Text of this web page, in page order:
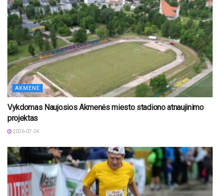
AKMENĖ
Vykdomas Naujosios Akmenės miesto stadiono atnaujinimo
projektas
2026-07-24